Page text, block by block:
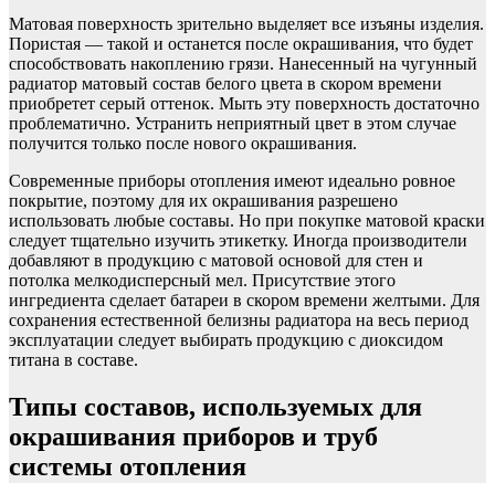
Матовая поверхность зрительно выделяет все изъяны изделия.
Пористая — такой и останется после окрашивания, что будет
способствовать накоплению грязи. Нанесенный на чугунный
радиатор матовый состав белого цвета в скором времени
приобретет серый оттенок. Мыть эту поверхность достаточно
проблематично. Устранить неприятный цвет в этом случае
получится только после нового окрашивания.
Современные приборы отопления имеют идеально ровное
покрытие, поэтому для их окрашивания разрешено
использовать любые составы. Но при покупке матовой краски
следует тщательно изучить этикетку. Иногда производители
добавляют в продукцию с матовой основой для стен и
потолка мелкодисперсный мел. Присутствие этого
ингредиента сделает батареи в скором времени желтыми. Для
сохранения естественной белизны радиатора на весь период
эксплуатации следует выбирать продукцию с диоксидом
титана в составе.
Типы составов, используемых для
окрашивания приборов и труб
системы отопления